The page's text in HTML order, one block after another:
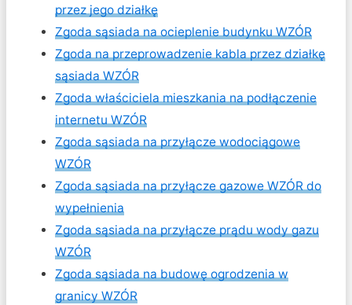
przez jego działkę
Zgoda sąsiada na ocieplenie budynku WZÓR
Zgoda na przeprowadzenie kabla przez działkę
sąsiada WZÓR
Zgoda właściciela mieszkania na podłączenie
internetu WZÓR
Zgoda sąsiada na przyłącze wodociągowe
WZÓR
Zgoda sąsiada na przyłącze gazowe WZÓR do
wypełnienia
Zgoda sąsiada na przyłącze prądu wody gazu
WZÓR
Zgoda sąsiada na budowę ogrodzenia w
granicy WZÓR